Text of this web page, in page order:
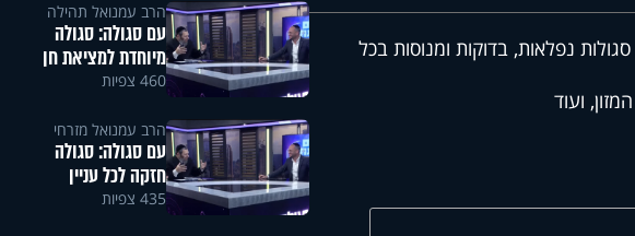
נפלאות, בדוקות ומנוסות בכל
ועוד
הרב עמנואל תהילה
עם סגולה: סגולה
מיוחדת למציאת חן
460 צפיות
הרב עמנואל מזרחי
עם סגולה: סגולה
חזקה לכל עניין
435 צפיות